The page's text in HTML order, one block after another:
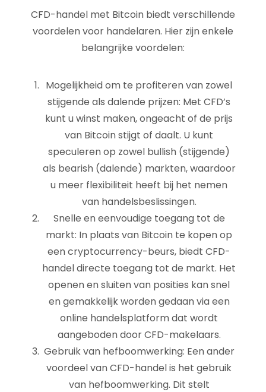
CFD-handel met Bitcoin biedt verschillende
voordelen voor handelaren. Hier zijn enkele
belangrijke voordelen:
Mogelijkheid om te profiteren van zowel
stijgende als dalende prijzen: Met CFD’s
kunt u winst maken, ongeacht of de prijs
van Bitcoin stijgt of daalt. U kunt
speculeren op zowel bullish (stijgende)
als bearish (dalende) markten, waardoor
u meer flexibiliteit heeft bij het nemen
van handelsbeslissingen.
Snelle en eenvoudige toegang tot de
markt: In plaats van Bitcoin te kopen op
een cryptocurrency-beurs, biedt CFD-
handel directe toegang tot de markt. Het
openen en sluiten van posities kan snel
en gemakkelijk worden gedaan via een
online handelsplatform dat wordt
aangeboden door CFD-makelaars.
Gebruik van hefboomwerking: Een ander
voordeel van CFD-handel is het gebruik
van hefboomwerking. Dit stelt